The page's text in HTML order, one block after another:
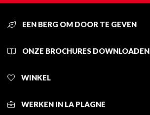
EEN BERG OM DOOR TE GEVEN
ONZE BROCHURES DOWNLOADEN
WINKEL
WERKEN IN LA PLAGNE